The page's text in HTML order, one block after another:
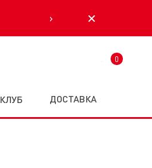
› ✕
Корзина
0
КЛУБ ДОСТАВКА